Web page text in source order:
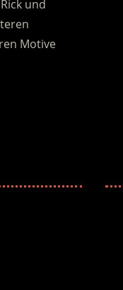
und
Motive